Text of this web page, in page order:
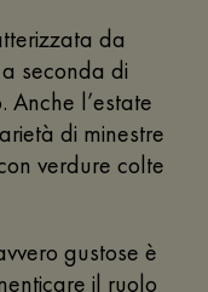
da
seconda di
l’estate
di minestre
verdure colte
gustose è
il ruolo